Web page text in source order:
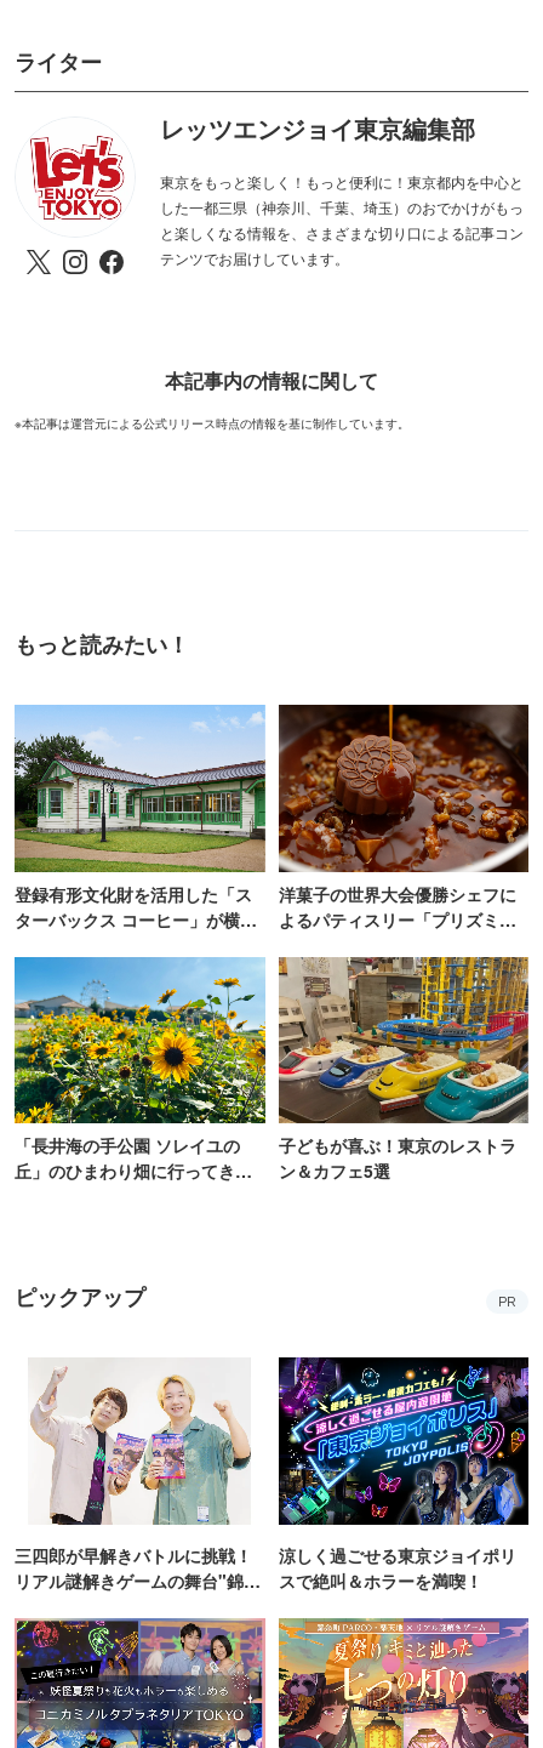
ライター
レッツエンジョイ東京編集部
東京をもっと楽しく！もっと便利に！東京都内を中心と
した一都三県（神奈川、千葉、埼玉）のおでかけがもっ
と楽しくなる情報を、さまざまな切り口による記事コン
テンツでお届けしています。
本記事内の情報に関して
※本記事は運営元による公式リリース時点の情報を基に制作しています。
もっと読みたい！
登録有形文化財を活用した「ス
ターバックス コーヒー」が横
洋菓子の世界大会優勝シェフに
よるパティスリー「プリズミッ
「長井海の手公園 ソレイユの
丘」のひまわり畑に行ってき
子どもが喜ぶ！東京のレストラ
ン＆カフェ5選
ピックアップ PR
三四郎が早解きバトルに挑戦！
リアル謎解きゲームの舞台"錦糸
涼しく過ごせる東京ジョイポリ
スで絶叫＆ホラーを満喫！